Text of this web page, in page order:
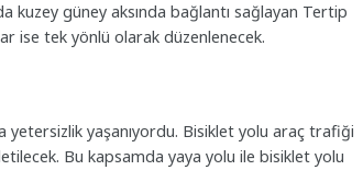
kuzey güney aksında bağlantı sağlayan Tertip
ise tek yönlü olarak düzenlenecek.
yetersizlik yaşanıyordu. Bisiklet yolu araç trafiği
Bu kapsamda yaya yolu ile bisiklet yolu